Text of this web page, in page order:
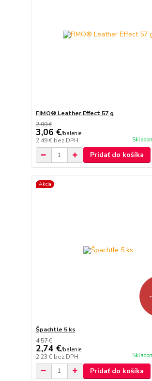
FIMO® Leather Effect 57 g
2,99 €
3,06 €/balenie
2,49 € bez DPH
Pridať do košíka
Akcia
Špachtle 5 ks
4,57 €
2,74 €/balenie
2,23 € bez DPH
Pridať do košíka